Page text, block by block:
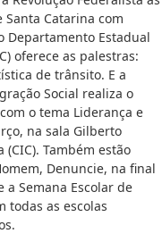
Catarina com
Departamento Estadual
oferece as palestras:
de trânsito. E a
Social realiza o
o tema Liderança e
na sala Gilberto
Também estão
Denuncie, na final
Semana Escolar de
todas as escolas